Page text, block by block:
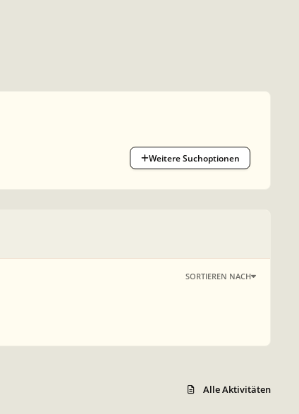
Weitere Suchoptionen
SORTIEREN NACH
Alle Aktivitäten